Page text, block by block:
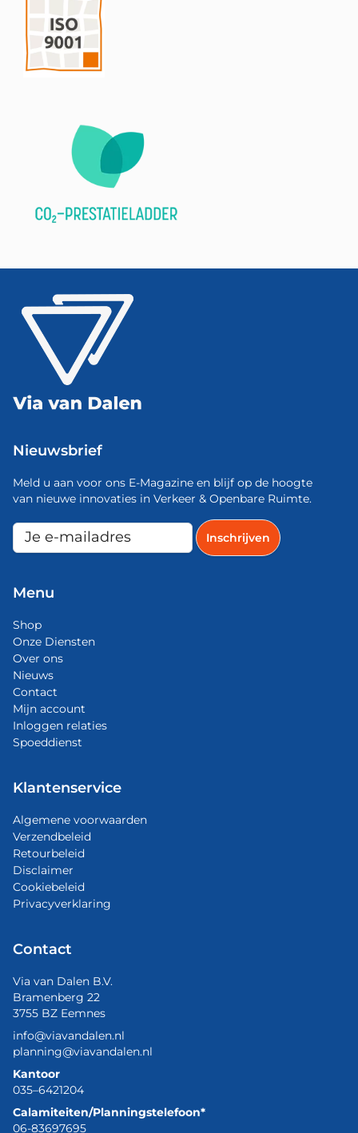
Nieuwsbrief
Meld u aan voor ons E-Magazine en blijf op de hoogte
van nieuwe innovaties in Verkeer & Openbare Ruimte.
Menu
Shop
Onze Diensten
Over ons
Nieuws
Contact
Mijn account
Inloggen relaties
Spoeddienst
Klantenservice
Algemene voorwaarden
Verzendbeleid
Retourbeleid
Disclaimer
Cookiebeleid
Privacyverklaring
Contact
Via van Dalen B.V.
Bramenberg 22
3755 BZ Eemnes
info@viavandalen.nl
planning@viavandalen.nl
Kantoor
035–6421204
Calamiteiten/Planningstelefoon*
06-83697695